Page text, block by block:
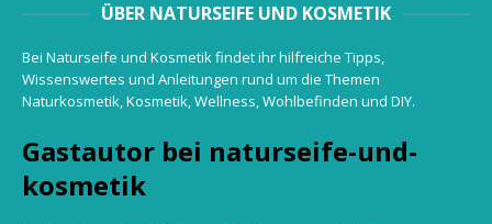
ÜBER NATURSEIFE UND KOSMETIK
Bei Naturseife und Kosmetik findet ihr hilfreiche Tipps,
Wissenswertes und Anleitungen rund um die Themen
Naturkosmetik, Kosmetik, Wellness, Wohlbefinden und DIY.
Gastautor bei naturseife-und-
kosmetik